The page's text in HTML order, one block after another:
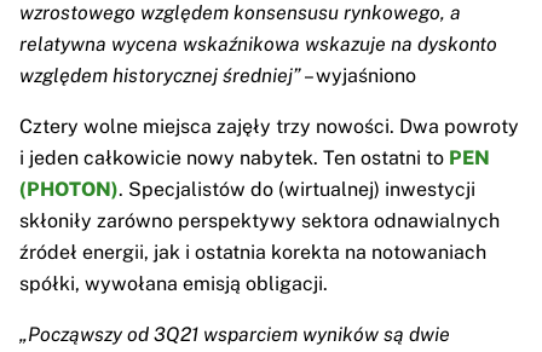
wzrostowego względem konsensusu rynkowego, a
relatywna wycena wskaźnikowa wskazuje na dyskonto
względem historycznej średniej”– wyjaśniono
Cztery wolne miejsca zajęły trzy nowości. Dwa powroty
i jeden całkowicie nowy nabytek. Ten ostatni to PEN
(PHOTON). Specjalistów do (wirtualnej) inwestycji
skłoniły zarówno perspektywy sektora odnawialnych
źródeł energii, jak i ostatnia korekta na notowaniach
spółki, wywołana emisją obligacji.
„Począwszy od 3Q21 wsparciem wyników są dwie